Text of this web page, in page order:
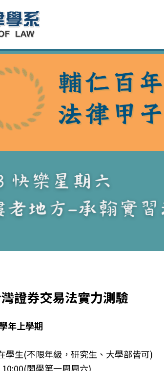
證券交易法實力測驗
年上學期
學生(不限年級，研究生、大學部皆可)
開學第一周周六)